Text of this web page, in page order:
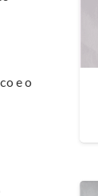
e o